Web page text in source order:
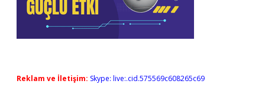
Reklam ve İletişim: Skype: live:.cid.575569c608265c69